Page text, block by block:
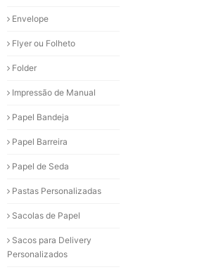
Envelope
Flyer ou Folheto
Folder
Impressão de Manual
Papel Bandeja
Papel Barreira
Papel de Seda
Pastas Personalizadas
Sacolas de Papel
Sacos para Delivery
Personalizados